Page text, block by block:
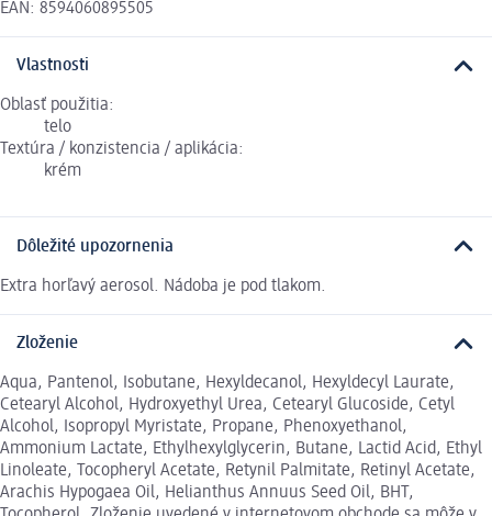
EAN: 8594060895505
Vlastnosti
Oblasť použitia:
telo
Textúra / konzistencia / aplikácia:
krém
Dôležité upozornenia
Extra horľavý aerosol. Nádoba je pod tlakom.
Zloženie
Aqua, Pantenol, Isobutane, Hexyldecanol, Hexyldecyl Laurate,
Cetearyl Alcohol, Hydroxyethyl Urea, Cetearyl Glucoside, Cetyl
Alcohol, Isopropyl Myristate, Propane, Phenoxyethanol,
Ammonium Lactate, Ethylhexylglycerin, Butane, Lactid Acid, Ethyl
Linoleate, Tocopheryl Acetate, Retynil Palmitate, Retinyl Acetate,
Arachis Hypogaea Oil, Helianthus Annuus Seed Oil, BHT,